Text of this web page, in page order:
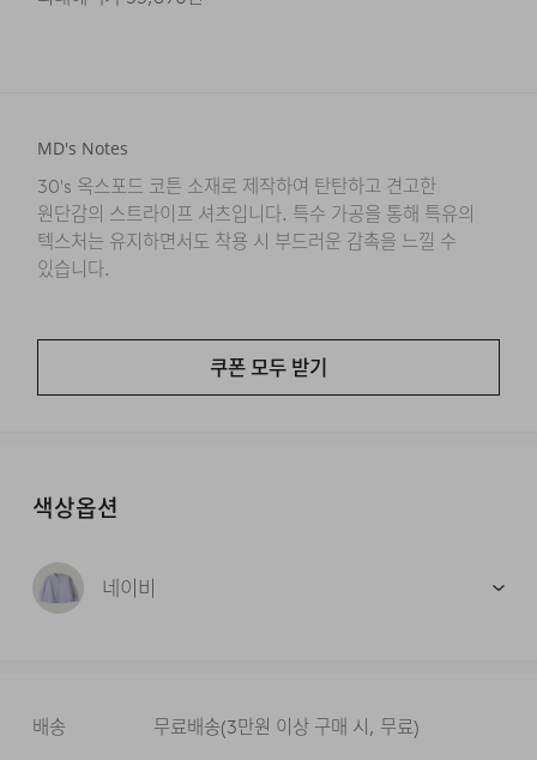
MD's Notes
30's 옥스포드 코튼 소재로 제작하여 탄탄하고 견고한
원단감의 스트라이프 셔츠입니다. 특수 가공을 통해 특유의
텍스처는 유지하면서도 착용 시 부드러운 감촉을 느낄 수
있습니다.
쿠폰 모두 받기
색상옵션
네이비
배송 무료배송(3만원 이상 구매 시, 무료)